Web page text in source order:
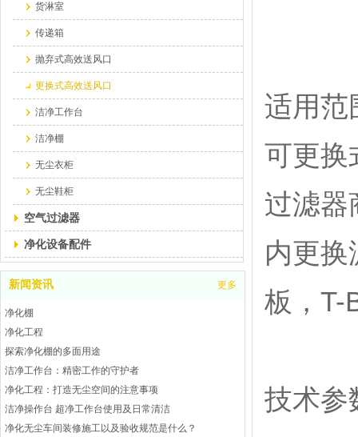
货淋室
传递箱
抛弃式高效送风口
更换式高效送风口
洁净工作台
洁净棚
无尘衣柜
无尘鞋柜
空气过滤器
净化设备配件
新闻资讯 更多
净化棚
净化工程
探索净化棚的多面用途
洁净工作台：精密工作的守护者
净化工程：打造无尘空间的注意事项
洁净操作台 超净工作台使用及日常清洁
净化无尘车间装修施工以及验收规范是什么？
适用范
可更换
过滤器
内更
板，T-
技术参